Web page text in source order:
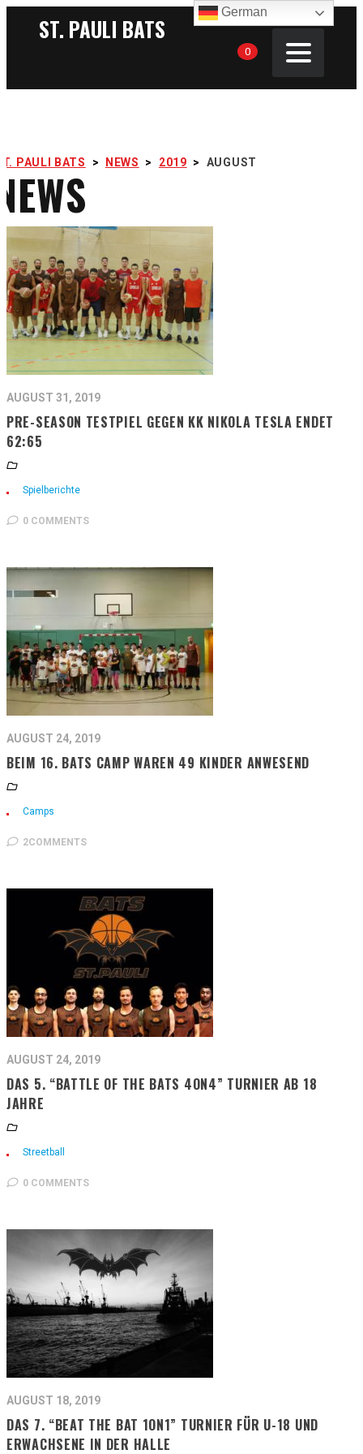
ST. PAULI BATS
0
PAULI BATS > NEWS > 2019 > AUGUST
AUGUST 31, 2019
PRE-SEASON TESTPIEL GEGEN KK NIKOLA TESLA ENDET
62:65
Spielberichte
0 COMMENTS
AUGUST 24, 2019
BEIM 16. BATS CAMP WAREN 49 KINDER ANWESEND
Camps
2COMMENTS
AUGUST 24, 2019
DAS 5. “BATTLE OF THE BATS 4ON4” TURNIER AB 18
JAHRE
Streetball
0 COMMENTS
AUGUST 18, 2019
DAS 7. “BEAT THE BAT 1ON1” TURNIER FÜR U-18 UND
ERWACHSENE IN DER HALLE
German